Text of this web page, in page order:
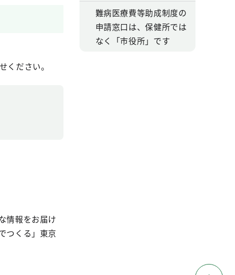
ください。
情報をお届け
つくる」東京
難病医療費等助成制度の
申請窓口は、保健所では
なく「市役所」です